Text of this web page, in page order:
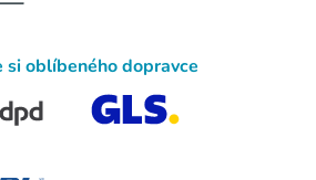
si oblíbeného dopravce